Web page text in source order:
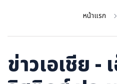
หน้าแรก
ข่าวเอเชีย -